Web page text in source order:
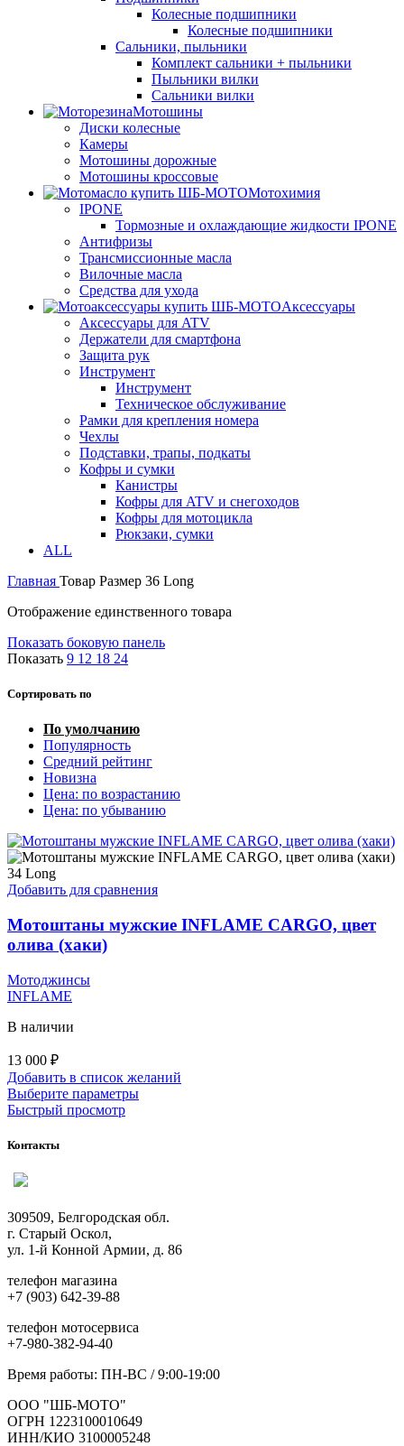
Колесные подшипники
Колесные подшипники
Сальники, пыльники
Комплект сальники + пыльники
Пыльники вилки
Сальники вилки
Мотошины
Диски колесные
Камеры
Мотошины дорожные
Мотошины кроссовые
Мотохимия
IPONE
Тормозные и охлаждающие жидкости IPONE
Антифризы
Трансмиссионные масла
Вилочные масла
Средства для ухода
Аксессуары
Аксессуары для ATV
Держатели для смартфона
Защита рук
Инструмент
Инструмент
Техническое обслуживание
Рамки для крепления номера
Чехлы
Подставки, трапы, подкаты
Кофры и сумки
Канистры
Кофры для ATV и снегоходов
Кофры для мотоцикла
Рюкзаки, сумки
ALL
Главная Товар Размер 36 Long
Отображение единственного товара
Показать боковую панель
Показать 9 12 18 24
Сортировать по
По умолчанию
Популярность
Средний рейтинг
Новизна
Цена: по возрастанию
Цена: по убыванию
34 Long
Добавить для сравнения
Мотоштаны мужские INFLAME CARGO, цвет
олива (хаки)
Мотоджинсы
INFLAME
В наличии
13 000 ₽
Добавить в список желаний
Выберите параметрыЭтот
на
товара.
Быстрый просмотр
Контакты
309509, Белгородская обл.
г. Старый Оскол,
ул. 1-й Конной Армии, д. 86
телефон магазина
+7 (903) 642-39-88
телефон мотосервиса
+7-980-382-94-40
Время работы: ПН-ВС / 9:00-19:00
ООО "ШБ-МОТО"
ОГРН 1223100010649
ИНН/КИО 3100005248